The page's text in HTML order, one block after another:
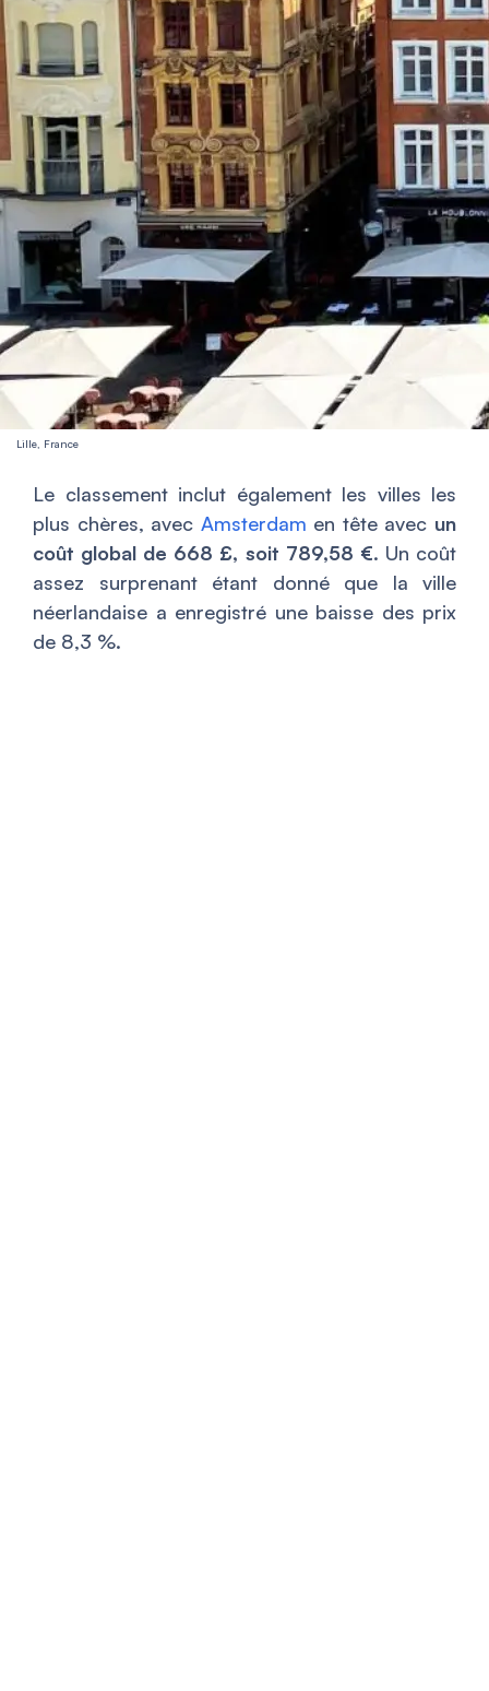
Lille, France
Le classement inclut également les villes les
plus chères, avec Amsterdam en tête avec un
coût global de 668 £, soit 789,58 €. Un coût
assez surprenant étant donné que la ville
néerlandaise a enregistré une baisse des prix
de 8,3 %.